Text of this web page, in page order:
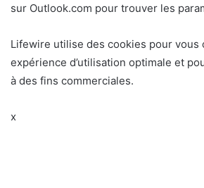
sur Outlook.com pour trouver les
Lifewire utilise des cookies pour vous
expérience d’utilisation optimale et
à des fins commerciales.
x